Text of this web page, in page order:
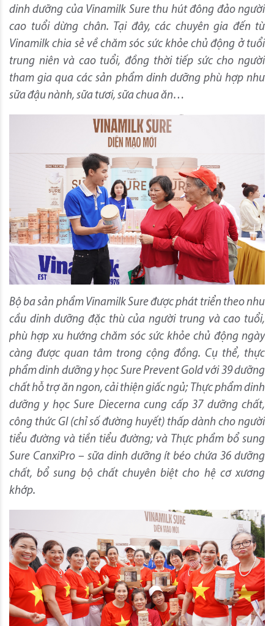
dinh dưỡng của Vinamilk Sure thu hút đông đảo người
cao tuổi dừng chân. Tại đây, các chuyên gia đến từ
Vinamilk chia sẻ về chăm sóc sức khỏe chủ động ở tuổi
trung niên và cao tuổi, đồng thời tiếp sức cho người
tham gia qua các sản phẩm dinh dưỡng phù hợp như
sữa đậu nành, sữa tươi, sữa chua ăn…
Bộ ba sản phẩm Vinamilk Sure được phát triển theo nhu
cầu dinh dưỡng đặc thù của người trung và cao tuổi,
phù hợp xu hướng chăm sóc sức khỏe chủ động ngày
càng được quan tâm trong cộng đồng. Cụ thể, thực
phẩm dinh dưỡng y học Sure Prevent Gold với 39 dưỡng
chất hỗ trợ ăn ngon, cải thiện giấc ngủ; Thực phẩm dinh
dưỡng y học Sure Diecerna cung cấp 37 dưỡng chất,
công thức GI (chỉ số đường huyết) thấp dành cho người
tiểu đường và tiền tiểu đường; và Thực phẩm bổ sung
Sure CanxiPro – sữa dinh dưỡng ít béo chứa 36 dưỡng
chất, bổ sung bộ chất chuyên biệt cho hệ cơ xương
khớp.